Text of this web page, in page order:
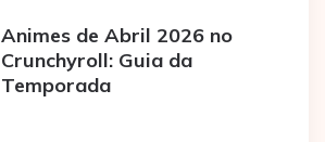
Animes de Abril 2026 no
Crunchyroll: Guia da
Temporada